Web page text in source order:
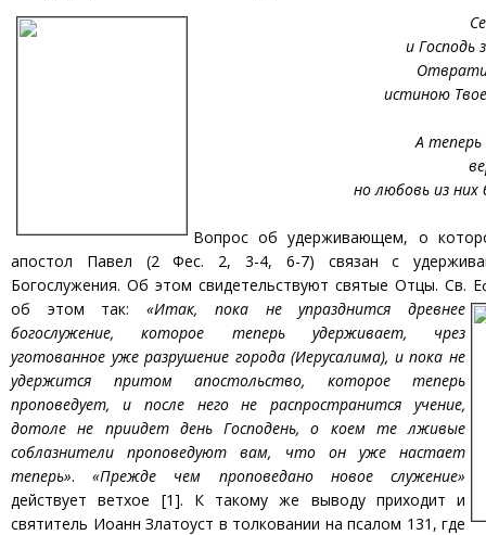
и Господь
истиною
А
но любовь из них
Вопрос об удерживающем, о
апостол Павел (2 Фес. 2, 3-4, 6-7) связан с
Богослужения. Об этом свидетельствуют святые Отцы. Св.
об этом так:«Итак, пока не упразднится древнее
богослужение, которое теперь удерживает, чрез
уготованное уже разрушение города (Иерусалима), и пока не
удержится притом апостольство, которое теперь
проповедует, и после него не распространится учение,
дотоле не приидет день Господень, о коем те лживые
соблазнители проповедуют вам, что он уже настает
теперь».«Прежде чем проповедано новое служение»
действует ветхое [1]. К такому же выводу приходит и
святитель Иоанн Златоуст в толковании на псалом 131, где